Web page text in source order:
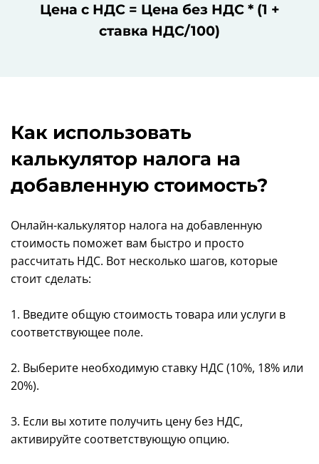
Цена с НДС = Цена без НДС * (1 +
ставка НДС/100)
Как использовать
калькулятор налога на
добавленную стоимость?
Онлайн-калькулятор налога на добавленную
стоимость поможет вам быстро и просто
рассчитать НДС. Вот несколько шагов, которые
стоит сделать:
1. Введите общую стоимость товара или услуги в
соответствующее поле.
2. Выберите необходимую ставку НДС (10%, 18% или
20%).
3. Если вы хотите получить цену без НДС,
активируйте соответствующую опцию.